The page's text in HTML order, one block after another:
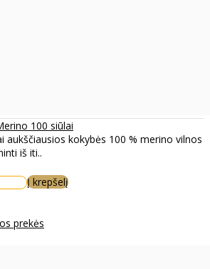
100 siūlai
aukščiausios kokybės 100 % merino vilnos
iš iti..
Į krepšelį
prekės